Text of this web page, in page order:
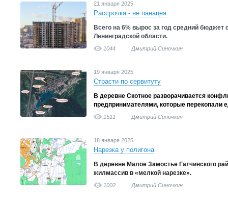
21 января 2025
Рассрочка - не панацея
Всего на 6% вырос за год средний бюджет
Ленинградской области.
1044 Дмитрий Синочкин
19 января 2025
Страсти по сервитуту
В деревне Скотное разворачивается
предпринимателями, которые перекопали
1511 Дмитрий Синочкин
18 января 2025
Нарезка у полигона
В деревне Малое Замостье Гатчинского
жилмассив в «мелкой нарезке».
1002 Дмитрий Синочкин